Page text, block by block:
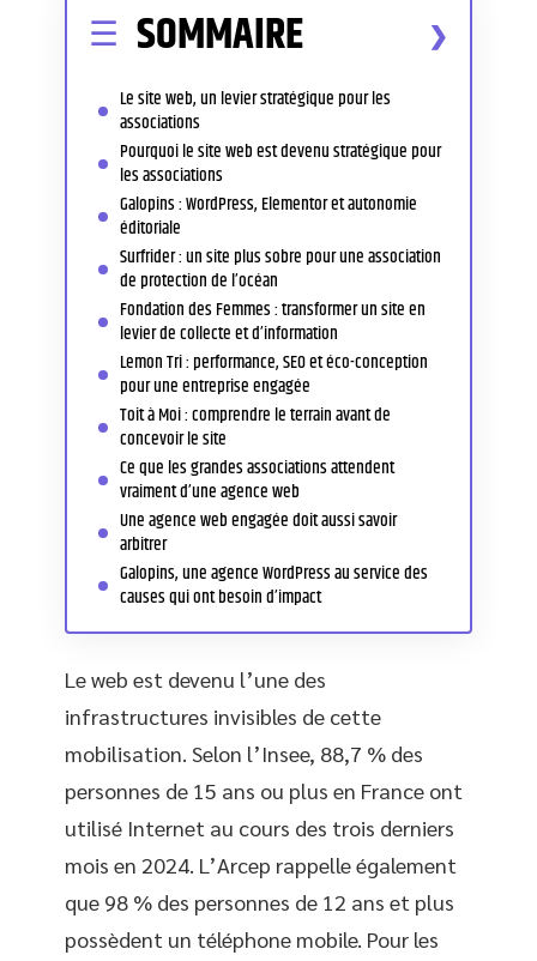
SOMMAIRE
Le site web, un levier stratégique pour les
associations
Pourquoi le site web est devenu stratégique pour
les associations
Galopins : WordPress, Elementor et autonomie
éditoriale
Surfrider : un site plus sobre pour une association
de protection de l’océan
Fondation des Femmes : transformer un site en
levier de collecte et d’information
Lemon Tri : performance, SEO et éco-conception
pour une entreprise engagée
Toit à Moi : comprendre le terrain avant de
concevoir le site
Ce que les grandes associations attendent
vraiment d’une agence web
Une agence web engagée doit aussi savoir
arbitrer
Galopins, une agence WordPress au service des
causes qui ont besoin d’impact
Le web est devenu l’une des
infrastructures invisibles de cette
mobilisation. Selon l’Insee, 88,7 % des
personnes de 15 ans ou plus en France ont
utilisé Internet au cours des trois derniers
mois en 2024. L’Arcep rappelle également
que 98 % des personnes de 12 ans et plus
possèdent un téléphone mobile. Pour les